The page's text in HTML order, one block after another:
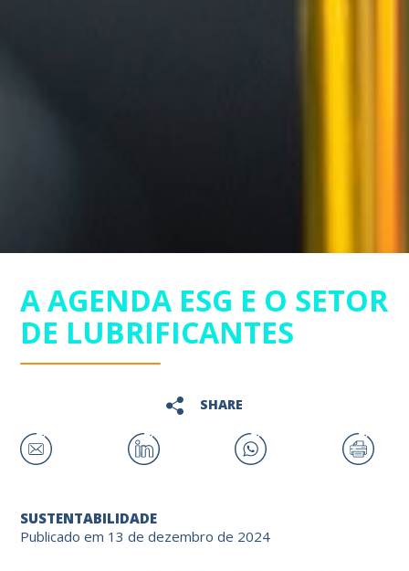
A AGENDA ESG E O SETOR
DE LUBRIFICANTES
SHARE
SUSTENTABILIDADE
Publicado em 13 de dezembro de 2024